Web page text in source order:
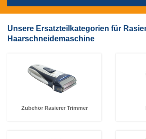
Unsere Ersatzteilkategorien für
Haarschneidemaschine
Zubehör Rasierer Trimmer